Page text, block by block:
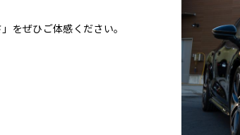
をぜひご体感ください。